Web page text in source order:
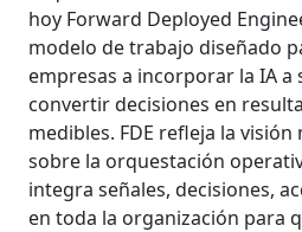
hoy Forward Deployed
modelo de trabajo diseñado
empresas a incorporar la IA a
convertir decisiones en
medibles. FDE refleja la visión
sobre la orquestación
integra señales, decisiones,
en toda la organización para